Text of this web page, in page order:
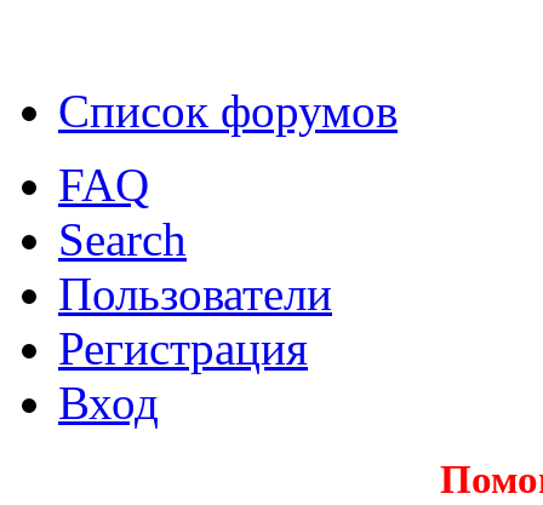
Список форумов
FAQ
Search
Пользователи
Регистрация
Вход